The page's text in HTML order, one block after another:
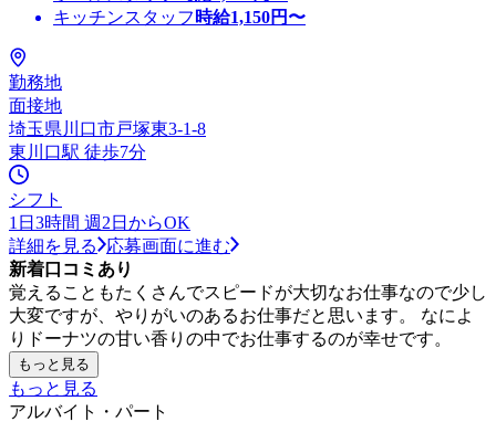
キッチンスタッフ 時給1,150円〜
勤務地
面接地
埼玉県川口市戸塚東3-1-8
東川口駅 徒歩7分
シフト
1日3時間 週2日からOK
詳細を見る
応募画面に進む
新着口コミあり
覚えることもたくさんでスピードが大切なお仕事なので少し
大変ですが、やりがいのあるお仕事だと思います。 なによ
りドーナツの甘い香りの中でお仕事するのが幸せです。
もっと見る
もっと見る
アルバイト・パート